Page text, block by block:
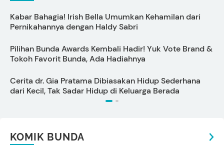
Kabar Bahagia! Irish Bella Umumkan Kehamilan dari
Pernikahannya dengan Haldy Sabri
Pilihan Bunda Awards Kembali Hadir! Yuk Vote Brand &
Tokoh Favorit Bunda, Ada Hadiahnya
Cerita dr. Gia Pratama Dibiasakan Hidup Sederhana
dari Kecil, Tak Sadar Hidup di Keluarga Berada
KOMIK BUNDA